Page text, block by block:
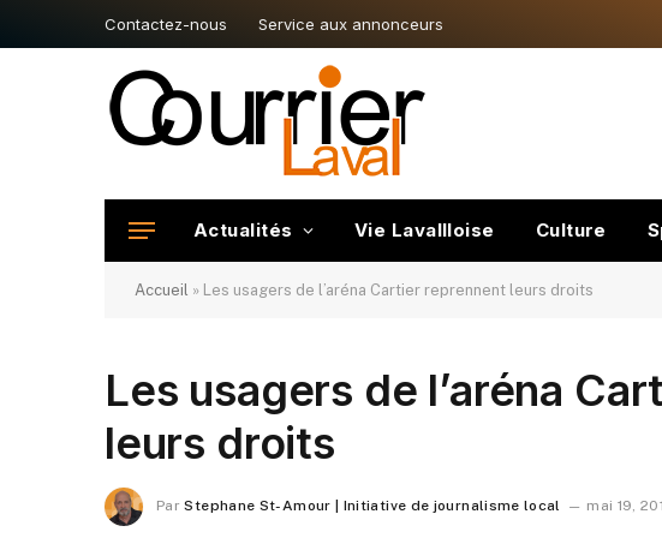
Contactez-nous Service aux annonceurs
Actualités Vie Lavallloise Culture
Accueil » Les usagers de l’aréna Cartier reprennent leurs droits
Les usagers de l’aréna
leurs droits
Par Stephane St-Amour | Initiative de journalisme local mai 19,